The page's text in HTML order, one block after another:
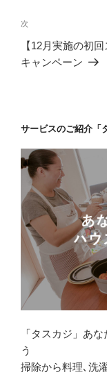
シ
ョ
ン
次
の
投
次
【12月実施の初
キャンペーン
サービスのご紹介「
「タスカジ」あ
う
掃除から料理､洗